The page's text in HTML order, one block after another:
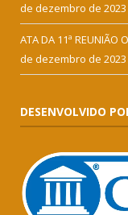
de dezembro de 2023
ATA DA 11ª REUNIÃO
de dezembro de 2023
DESENVOLVIDO